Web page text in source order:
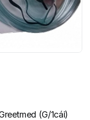
(G/1cái)